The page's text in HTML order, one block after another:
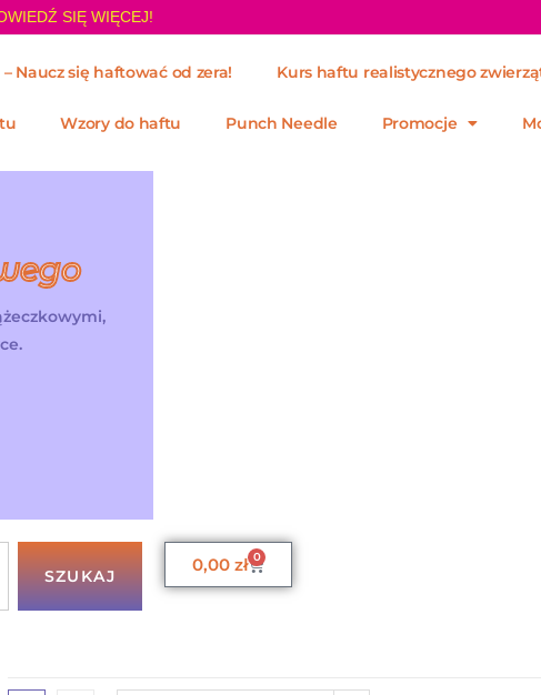
SIĘ WIĘCEJ!
Naucz się haftować od zera! Kurs haftu realistycznego
Wzory do haftu Punch Needle Promocje
SZUKAJ
0,00 zł 0